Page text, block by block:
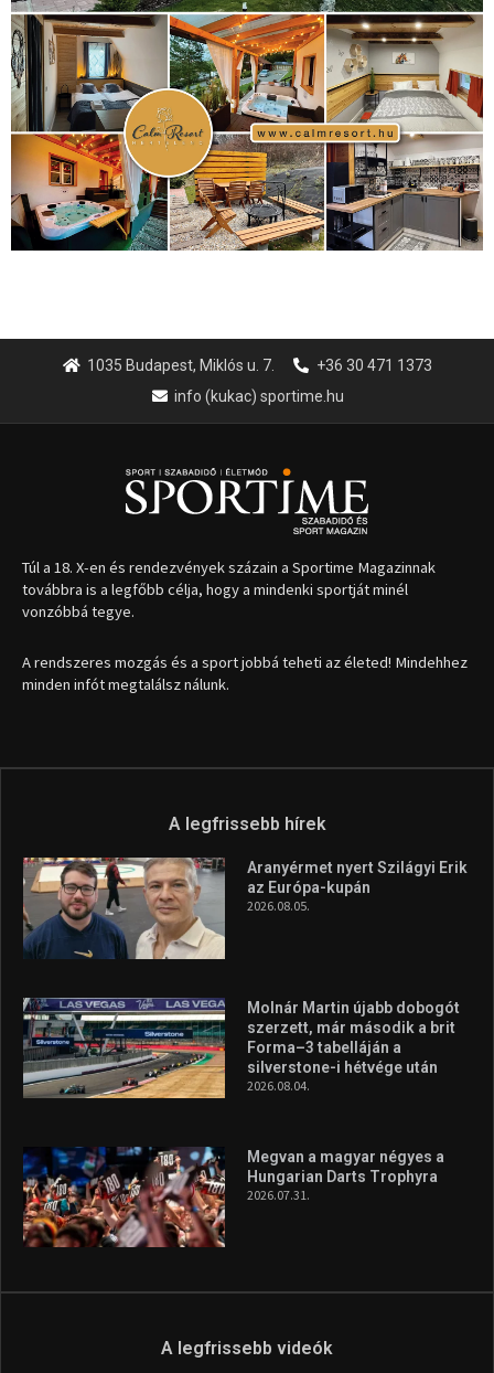
1035 Budapest, Miklós u. 7.
+36 30 471 1373
info (kukac) sportime.hu
Túl a 18. X-en és rendezvények százain a Sportime Magazinnak
továbbra is a legfőbb célja, hogy a mindenki sportját minél
vonzóbbá tegye.
A rendszeres mozgás és a sport jobbá teheti az életed! Mindehhez
minden infót megtalálsz nálunk.
A legfrissebb hírek
Aranyérmet nyert Szilágyi Erik
az Európa-kupán
2026.08.05.
Molnár Martin újabb dobogót
szerzett, már második a brit
Forma–3 tabelláján a
silverstone-i hétvége után
2026.08.04.
Megvan a magyar négyes a
Hungarian Darts Trophyra
2026.07.31.
A legfrissebb videók